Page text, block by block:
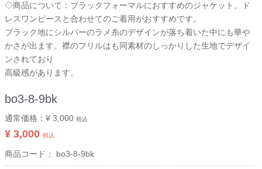
◇商品について：ブラックフォーマルにおすすめのジャケット。ド
レスワンピースと合わせてのご着用がおすすめです。
ブラック地にシルバーのラメ糸のデザインが落ち着いた中にも華や
かさが出ます。襟のフリルはも同素材のしっかりした生地でデザイ
ンされており
高級感があります。
bo3-8-9bk
通常価格： ¥ 3,000 税込
¥ 3,000 税込
商品コード： bo3-8-9bk